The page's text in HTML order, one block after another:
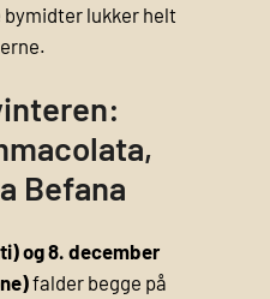
lukker helt
Befana
og 8. december
falder begge på